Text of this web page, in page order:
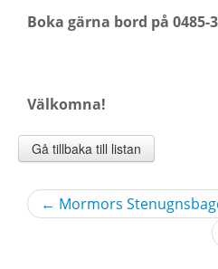
Boka gärna bord på 0485-
Välkomna!
Gå tillbaka till listan
← Mormors